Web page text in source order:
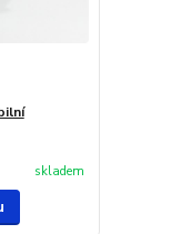
skladem